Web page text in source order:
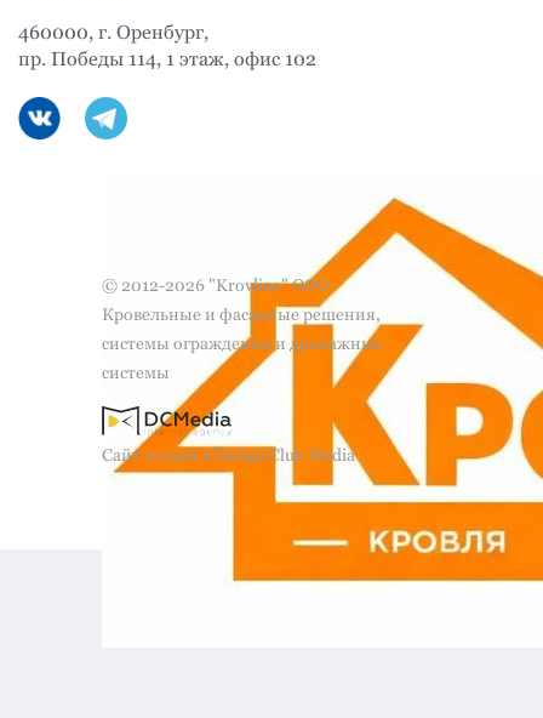
© 2012-2026 "Krovline" ООО
Кровельные и фасадные решения,
системы ограждения и дренажные
системы
Сайт создан в Design Club Media
460000, г. Оренбург,
пр. Победы 114, 1 этаж, офис 102